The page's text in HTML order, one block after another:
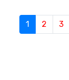
1 (current)
2 3